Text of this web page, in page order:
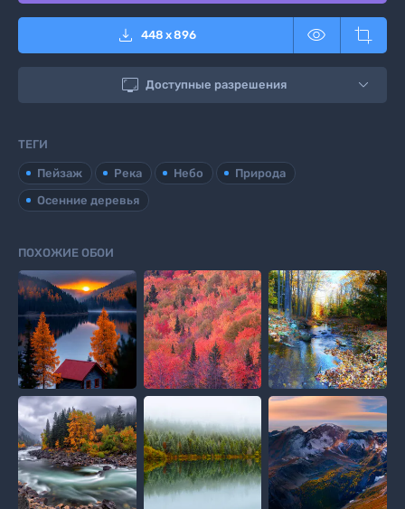
 448 x896  
 Доступные разрешения
ТЕГИ
Пейзаж Река Небо
Природа
Осенние деревья
ПОХОЖИЕ ОБОИ